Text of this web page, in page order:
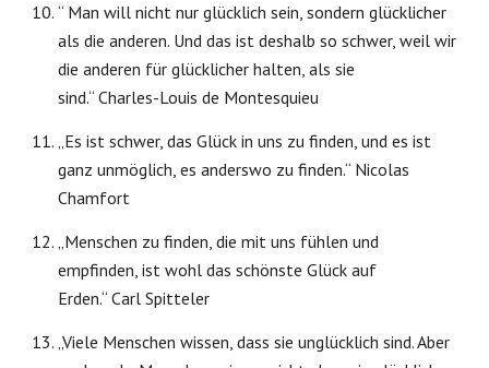
“ Man will nicht nur glücklich sein, sondern glücklicher
als die anderen. Und das ist deshalb so schwer, weil wir
die anderen für glücklicher halten, als sie
sind.“ Charles-Louis de Montesquieu
„Es ist schwer, das Glück in uns zu finden, und es ist
ganz unmöglich, es anderswo zu finden.“ Nicolas
Chamfort
„Menschen zu finden, die mit uns fühlen und
empfinden, ist wohl das schönste Glück auf
Erden.“ Carl Spitteler
„Viele Menschen wissen, dass sie unglücklich sind. Aber